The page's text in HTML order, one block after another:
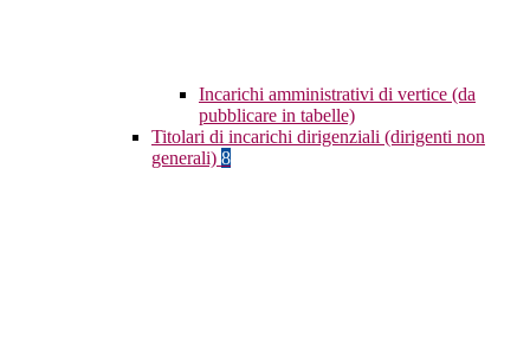
Incarichi amministrativi di vertice (da
pubblicare in tabelle)
Titolari di incarichi dirigenziali (dirigenti non
generali) 8